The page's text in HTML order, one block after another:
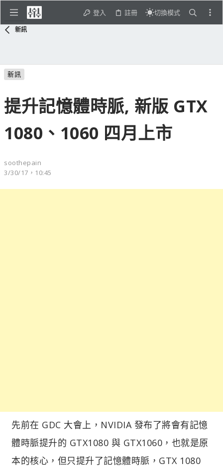
登入 註冊 切換模式
新訊
新訊
提升記憶體時脈, 新版 GTX
1080、1060 四月上市
soothepain
3/30/17，10:45
先前在 GDC 大會上，NVIDIA 發布了將會有記憶
體時脈提升的 GTX1080 與 GTX1060，也就是原
本的核心，但只提升了記憶體時脈，GTX 1080